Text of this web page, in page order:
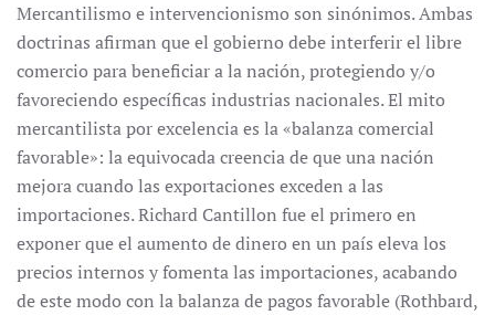
Mercantilismo e intervencionismo son sinónimos. Ambas
doctrinas afirman que el gobierno debe interferir el libre
comercio para beneficiar a la nación, protegiendo y/o
favoreciendo específicas industrias nacionales. El mito
mercantilista por excelencia es la «balanza comercial
favorable»: la equivocada creencia de que una nación
mejora cuando las exportaciones exceden a las
importaciones. Richard Cantillon fue el primero en
exponer que el aumento de dinero en un país eleva los
precios internos y fomenta las importaciones, acabando
de este modo con la balanza de pagos favorable (Rothbard,